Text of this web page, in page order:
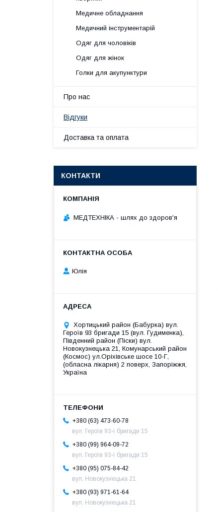
Медичне обладнання
Медичний інструментарій
Одяг для чоловіків
Одяг для жінок
Голки для акупунктури
Про нас
Відгуки
Доставка та оплата
КОНТАКТИ
МЕДТЕХНІКА - шлях до здоров'я
Юлія
Хортицький район (Бабурка) вул.
Героїв 93 бригади 15 (вул. Гудименка),
Південний район (Піски) вул.
Новокузнецька 21, Комунарський район
(Космос) ул.Оріхівське шосе 10-Г,
(обласна лікарня) 2 поверх, Запоріжжя,
Україна
+380 (63) 473-60-78
вул. Героїв 93-ї бригади 15
+380 (99) 964-09-72
вул. Героїв 93-ї бригади 15
+380 (95) 075-84-42
вул. Новокузнецька 21
+380 (93) 971-61-64
вул. Новокузнецька 21